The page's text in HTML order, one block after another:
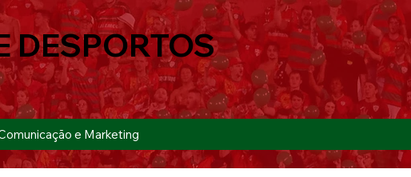
e Marketing
DESPORTOS